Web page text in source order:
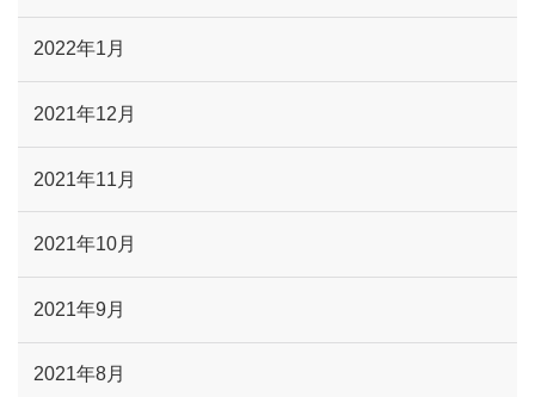
2022年1月
2021年12月
2021年11月
2021年10月
2021年9月
2021年8月